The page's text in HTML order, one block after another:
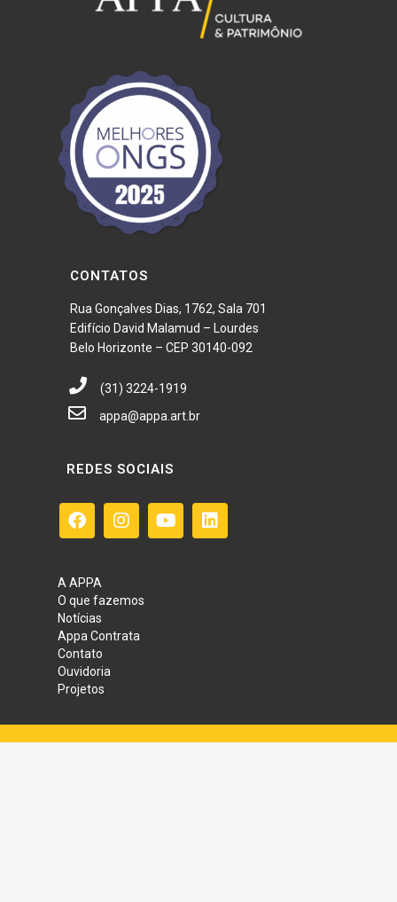
O conjunto dessas atividades fortalece seu caráter público,
sendo um espaço de todos e para todos.
CONTATOS
Rua Gonçalves Dias, 1762, Sala 701
Edifício David Malamud – Lourdes
Belo Horizonte – CEP 30140-092
(31) 3224-1919
appa@appa.art.br
REDES SOCIAIS
A APPA
O que fazemos
Notícias
Appa Contrata
Contato
Ouvidoria
Projetos